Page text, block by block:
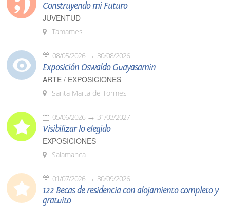
Construyendo mi Futuro
JUVENTUD
Tamames
08/05/2026 30/08/2026
Exposición Oswaldo Guayasamín
ARTE / EXPOSICIONES
Santa Marta de Tormes
05/06/2026 31/03/2027
Visibilizar lo elegido
EXPOSICIONES
Salamanca
01/07/2026 30/09/2026
122 Becas de residencia con alojamiento completo y
gratuito